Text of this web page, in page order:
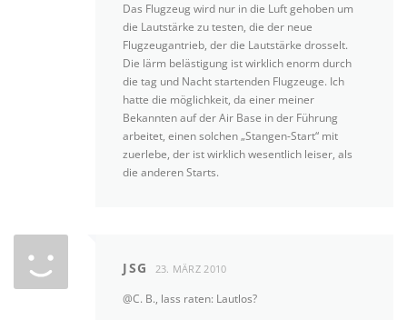
Das Flugzeug wird nur in die Luft gehoben um
die Lautstärke zu testen, die der neue
Flugzeugantrieb, der die Lautstärke drosselt.
Die lärm belästigung ist wirklich enorm durch
die tag und Nacht startenden Flugzeuge. Ich
hatte die möglichkeit, da einer meiner
Bekannten auf der Air Base in der Führung
arbeitet, einen solchen „Stangen-Start“ mit
zuerlebe, der ist wirklich wesentlich leiser, als
die anderen Starts.
JSG 23. MÄRZ 2010
@C. B., lass raten: Lautlos?